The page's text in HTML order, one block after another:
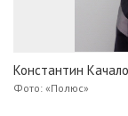
Константин
Фото: «Полюс»